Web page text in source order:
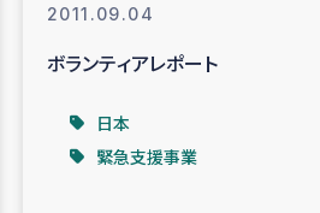
女性の生計向上支援
2011.09.04
ボランティアレポート
日本
緊急支援事業